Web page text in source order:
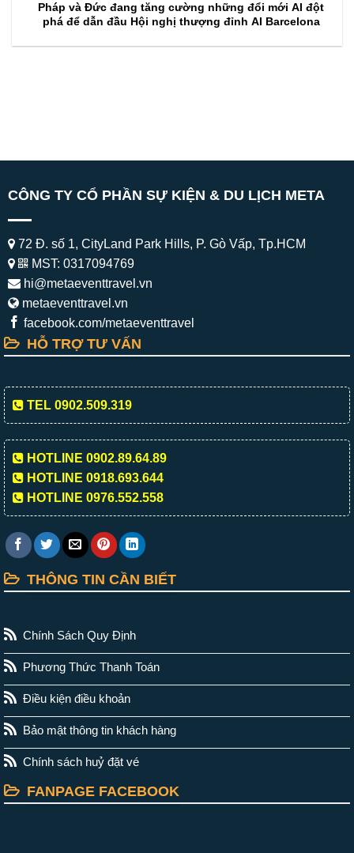
Pháp và Đức đang tăng cường những đổi mới AI đột
phá để dẫn đầu Hội nghị thượng đỉnh AI Barcelona
CÔNG TY CỔ PHẦN SỰ KIỆN & DU LỊCH META
72 Đ. số 1, CityLand Park Hills, P. Gò Vấp, Tp.HCM
MST: 0317094769
hi@metaeventtravel.vn
metaeventtravel.vn
facebook.com/metaeventtravel
HỖ TRỢ TƯ VẤN
TEL 0902.509.319
HOTLINE 0902.89.64.89
HOTLINE 0918.693.644
HOTLINE 0976.552.558
THÔNG TIN CẦN BIẾT
Chính Sách Quy Định
Phương Thức Thanh Toán
Điều kiện điều khoản
Bảo mật thông tin khách hàng
Chính sách huỷ đặt vé
FANPAGE FACEBOOK